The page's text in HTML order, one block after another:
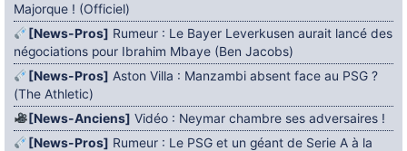
Majorque ! (Officiel)
[News-Pros] Rumeur : Le Bayer Leverkusen aurait lancé des
négociations pour Ibrahim Mbaye (Ben Jacobs)
[News-Pros] Aston Villa : Manzambi absent face au PSG ?
(The Athletic)
[News-Anciens] Vidéo : Neymar chambre ses adversaires !
[News-Pros] Rumeur : Le PSG et un géant de Serie A à la